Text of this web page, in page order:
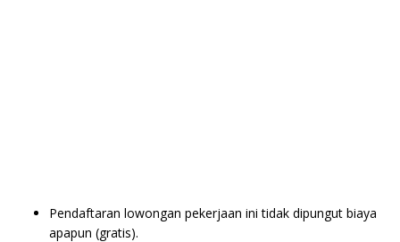
Pendaftaran lowongan pekerjaan ini tidak dipungut biaya
apapun (gratis).